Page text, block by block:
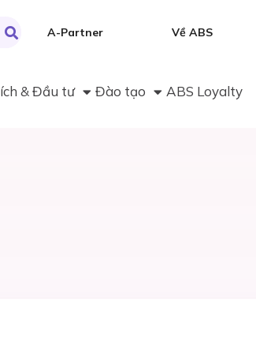
A-Partner Về ABS
& Đầu tư Đào tạo ABS Loyalty